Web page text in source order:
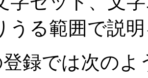
うる範囲で説
録では次のよ